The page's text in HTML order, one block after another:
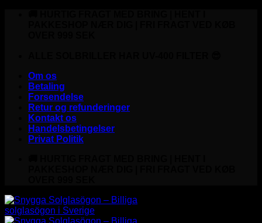
Om os
Betaling
Forsendelse
Retur og refunderinger
Kontakt os
Handelsbetingelser
Privat Politik